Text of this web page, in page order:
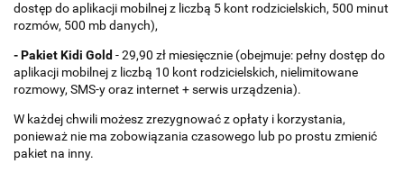
dostęp do aplikacji mobilnej z liczbą 5 kont rodzicielskich, 500 minut
rozmów, 500 mb danych),
- Pakiet Kidi Gold - 29,90 zł miesięcznie (obejmuje: pełny dostęp do
aplikacji mobilnej z liczbą 10 kont rodzicielskich, nielimitowane
rozmowy, SMS-y oraz internet + serwis urządzenia).
W każdej chwili możesz zrezygnować z opłaty i korzystania,
ponieważ nie ma zobowiązania czasowego lub po prostu zmienić
pakiet na inny.